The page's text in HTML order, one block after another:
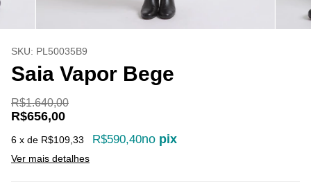
SKU: PL50035B9
Saia Vapor Bege
R$1.640,00
R$656,00
6 x de R$109,33 R$590,40no pix
Ver mais detalhes